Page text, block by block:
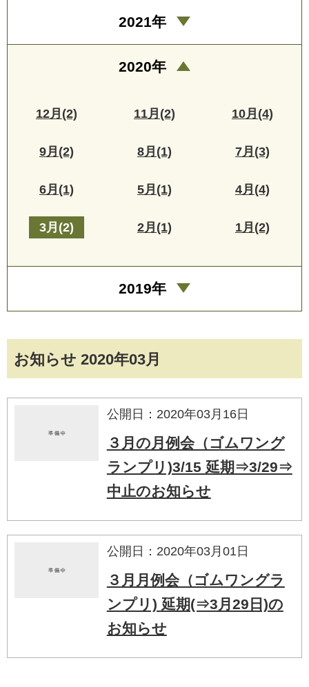
お知らせ 2020年03月
公開日：2020年03月16日
３月の月例会（ゴムワング
ランプリ)3/15 延期⇒3/29⇒
中止のお知らせ
公開日：2020年03月01日
３月月例会（ゴムワングラ
ンプリ) 延期(⇒3月29日)の
お知らせ
2021年
2020年
12月(2) 11月(2) 10月(4)
9月(2) 8月(1) 7月(3)
6月(1) 5月(1) 4月(4)
3月(2) 2月(1) 1月(2)
2019年